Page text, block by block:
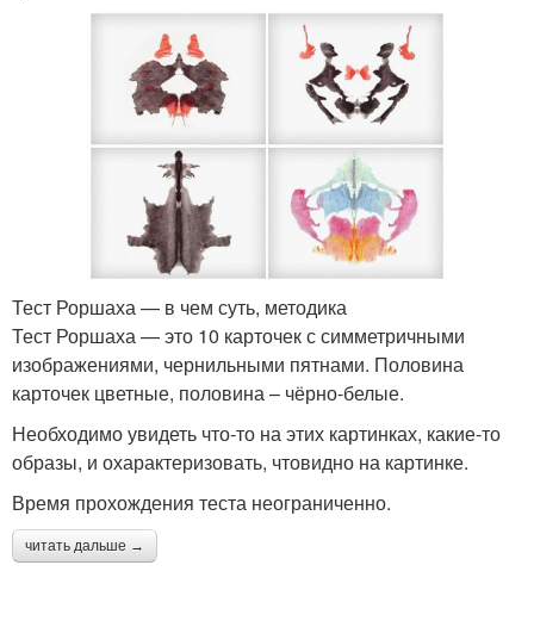
Тест Роршаха — в чем суть, методика
Тест Роршаха — это 10 карточек с симметричными
изображениями, чернильными пятнами. Половина
карточек цветные, половина – чёрно-белые.
Необходимо увидеть что-то на этих картинках, какие-то
образы, и охарактеризовать, чтовидно на картинке.
Время прохождения теста неограниченно.
читать дальше →